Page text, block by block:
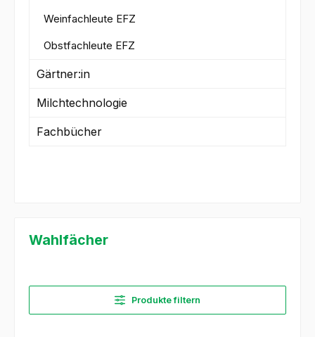
Weinfachleute EFZ
Obstfachleute EFZ
Gärtner:in
Milchtechnologie
Fachbücher
Wahlfächer
Produkte filtern